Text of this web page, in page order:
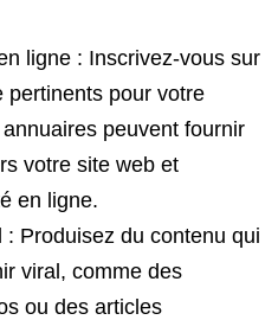
ligne : Inscrivez-vous sur
pertinents pour votre
peuvent fournir
votre site web et
en ligne.
Produisez du contenu qui
viral, comme des
ou des articles